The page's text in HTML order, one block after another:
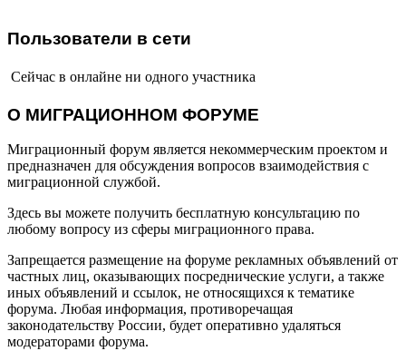
Пользователи в сети
Сейчас в онлайне ни одного участника
О МИГРАЦИОННОМ ФОРУМЕ
Миграционный форум является некоммерческим проектом и
предназначен для обсуждения вопросов взаимодействия с
миграционной службой.
Здесь вы можете получить бесплатную консультацию по
любому вопросу из сферы миграционного права.
Запрещается размещение на форуме рекламных объявлений от
частных лиц, оказывающих посреднические услуги, а также
иных объявлений и ссылок, не относящихся к тематике
форума. Любая информация, противоречащая
законодательству России, будет оперативно удаляться
модераторами форума.